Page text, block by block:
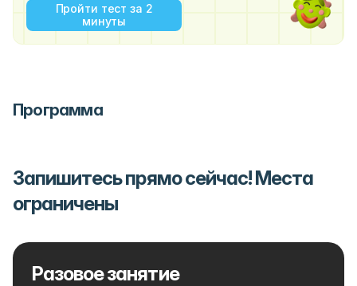
Пройти тест за 2
минуты
Программа
Запишитесь прямо сейчас! Места
ограничены
Разовое занятие